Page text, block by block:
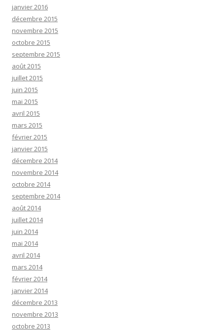
janvier 2016
décembre 2015
novembre 2015
octobre 2015
septembre 2015
août 2015
juillet 2015
juin 2015
mai 2015
avril 2015
mars 2015
février 2015
janvier 2015
décembre 2014
novembre 2014
octobre 2014
septembre 2014
août 2014
juillet 2014
juin 2014
mai 2014
avril 2014
mars 2014
février 2014
janvier 2014
décembre 2013
novembre 2013
octobre 2013